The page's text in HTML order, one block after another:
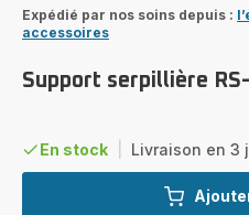
Expédié par nos soins depuis :
accessoires
Support serpillière
En stock Livraison en 3